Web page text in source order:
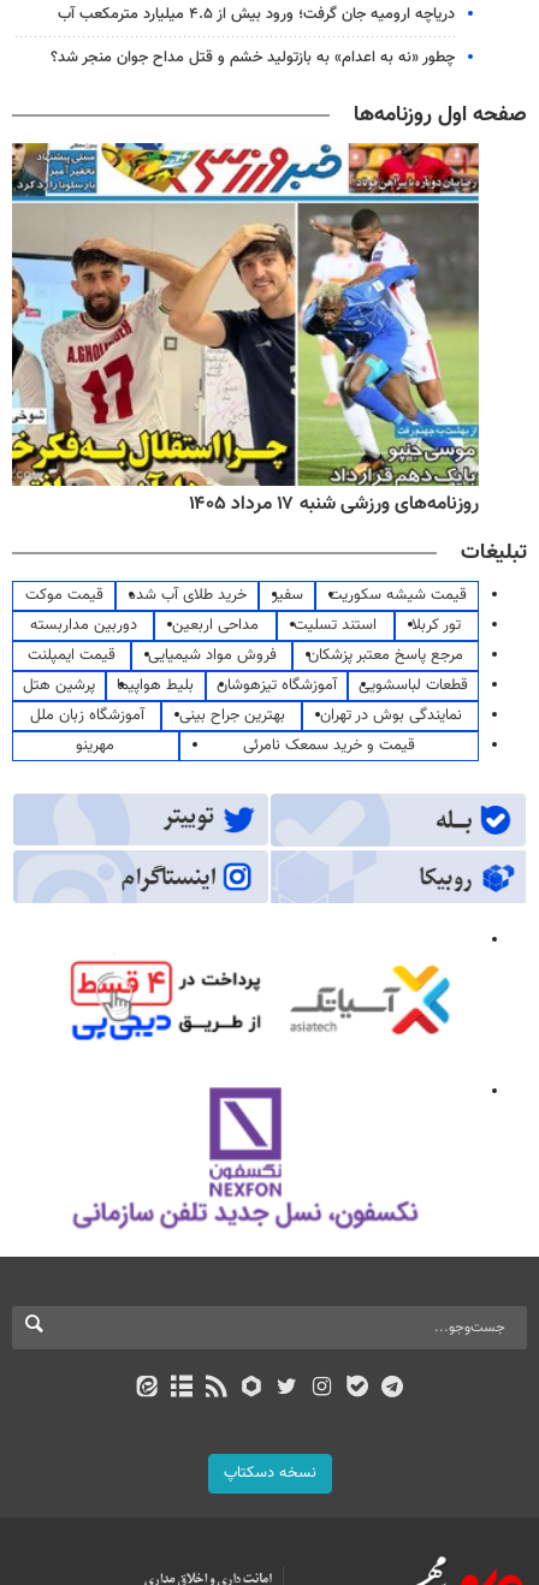
دریاچه ارومیه جان گرفت؛ ورود بیش از ۴.۵ میلیارد مترمکعب آب
چطور «نه به اعدام» به بازتولید خشم و قتل مداح جوان منجر شد؟
صفحه اول روزنامه‌ها
روزنامه‌های ورزشی شنبه ۱۷ مرداد ۱۴۰۵
تبلیغات
قیمت شیشه سکوریت سفیر خرید طلای آب شده
قیمت موکت
تور کربلا
استند تسلیت مداحی اربعین
دوربین مداربسته
مرجع پاسخ معتبر پزشکان
فروش مواد شیمیایی
قیمت ایمپلنت
قطعات لباسشویی
آموزشگاه تیزهوشان بلیط هواپیما
پرشین هتل
نمایندگی بوش در تهران
بهترین جراح بینی
آموزشگاه زبان ملل
قیمت و خرید سمعک نامرئی
مهرینو
نسخه دسکتاپ